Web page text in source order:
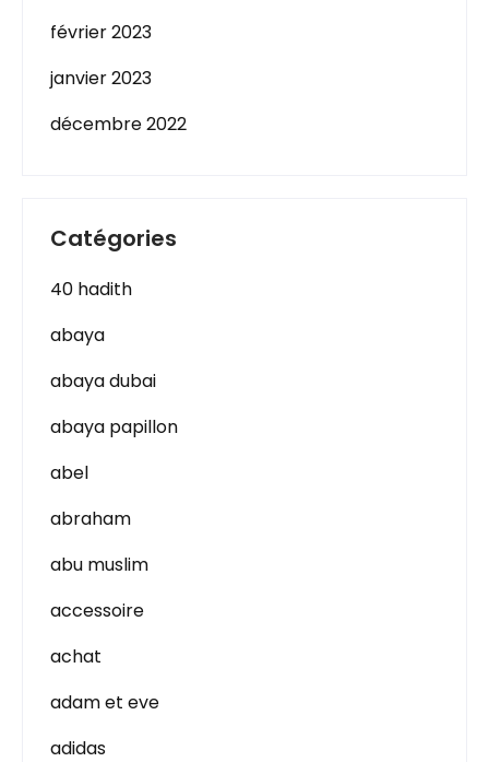
février 2023
janvier 2023
décembre 2022
Catégories
40 hadith
abaya
abaya dubai
abaya papillon
abel
abraham
abu muslim
accessoire
achat
adam et eve
adidas